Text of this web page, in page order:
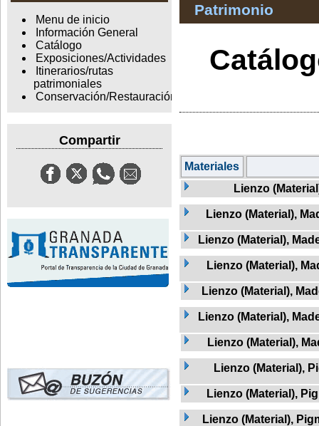
Menu de inicio
Información General
Catálogo
Exposiciones/Actividades
Itinerarios/rutas
patrimoniales
Conservación/Restauración
Compartir
Patrimonio
Materiales
Lienzo
Lienzo (Material),
Lienzo (Material),
Lienzo (Material),
Lienzo (Material),
Lienzo (Material),
Lienzo (Material),
Lienzo (Material),
Lienzo (Material),
Lienzo (Material),